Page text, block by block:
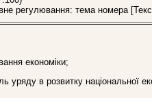
регулювання: тема номера
економіки;
уряду в розвитку національної